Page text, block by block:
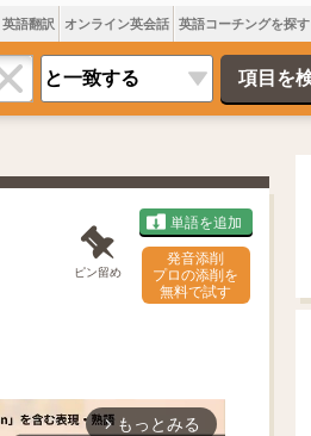
英語翻訳 オンライン英会話 英語コーチングを探す
ピン留め
単語を追加
発音添削
プロの添削を
無料で試す
arrow_forward_ios もっとみる